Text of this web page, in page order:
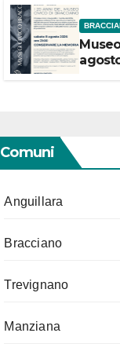
Comuni
Anguillara
Bracciano
Trevignano
Manziana